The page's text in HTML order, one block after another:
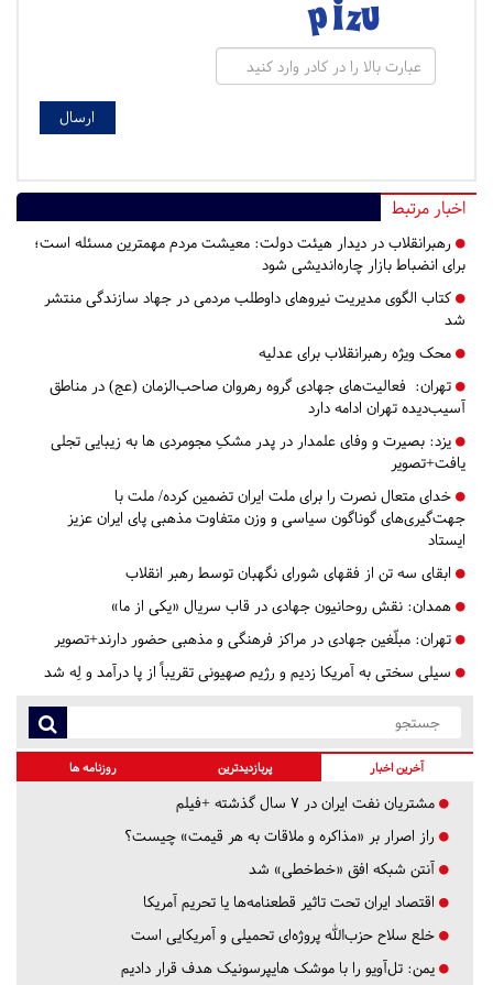
اخبار مرتبط
رهبرانقلاب در دیدار هیئت دولت: معیشت مردم مهمترین مسئله است؛
برای انضباط بازار چاره‌اندیشی شود
کتاب الگوی مدیریت نیروهای داوطلب مردمی در جهاد سازندگی منتشر
شد
محک ویژه رهبرانقلاب برای عدلیه
تهران: فعالیت‌های جهادی گروه رهروان صاحب‌الزمان (عج) در مناطق
آسیب‌دیده تهران ادامه دارد
یزد: بصیرت و وفای علمدار در پدر مشکِ مجومردی ها به زیبایی تجلی
یافت+تصویر
خدای متعال نصرت را برای ملت ایران تضمین کرده/ ملت با
جهت‌گیری‌های گوناگون سیاسی و وزن متفاوت مذهبی پای ایران عزیز
ایستاد
ابقای سه تن از فقهای شورای نگهبان توسط رهبر انقلاب
همدان: نقش روحانیون جهادی در قاب سریال «یکی از ما»
تهران: مبلّغین جهادی در مراکز فرهنگی و مذهبی حضور دارند+تصویر
سیلی سختی به آمریکا زدیم و رژیم صهیونی تقریباً از پا درآمد و لِه شد
آخرین اخبار پربازدیدترین روزنامه ها
مشتریان نفت ایران در ۷ سال گذشته +فیلم
راز اصرار بر «مذاکره و ملاقات به هر قیمت» چیست؟
آنتن شبکه افق «خط‌خطی» شد
اقتصاد ایران تحت تاثیر قطعنامه‌ها یا تحریم‌ آمریکا
خلع سلاح حزب‌الله پروژه‌ای تحمیلی و آمریکایی است
یمن: تل‌آویو را با موشک هایپرسونیک هدف قرار دادیم